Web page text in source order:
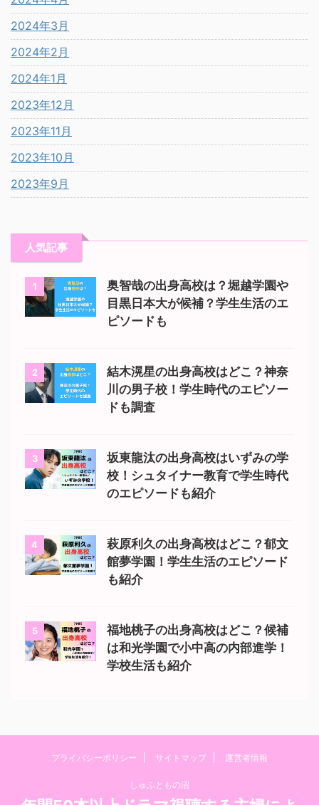
2024年3月
2024年2月
2024年1月
2023年12月
2023年11月
2023年10月
2023年9月
人気記事
1
奥智哉の出身高校は？堀越学園や
目黒日本大が候補？学生生活のエ
ピソードも
2
結木滉星の出身高校はどこ？神奈
川の男子校！学生時代のエピソー
ドも調査
3
坂東龍汰の出身高校はいずみの学
校！シュタイナー教育で学生時代
のエピソードも紹介
4
萩原利久の出身高校はどこ？郁文
館夢学園！学生生活のエピソード
も紹介
5
福地桃子の出身高校はどこ？候補
は和光学園で小中高の内部進学！
学校生活も紹介
プライバシーポリシー サイトマップ 運営者情報
しゅふともの沼